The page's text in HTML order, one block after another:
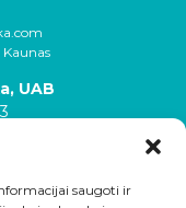
saugoti ir
UAB